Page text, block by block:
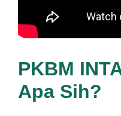
PKBM
Apa Sih?